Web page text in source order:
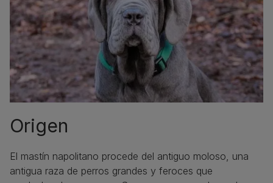
Origen
El mastín napolitano procede del antiguo moloso, una
antigua raza de perros grandes y feroces que